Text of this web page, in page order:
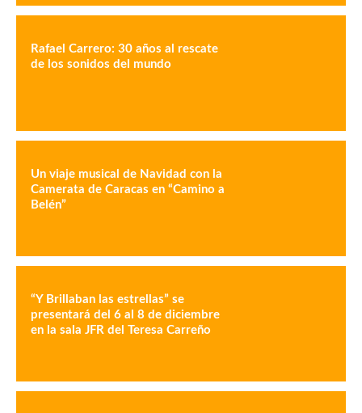
Rafael Carrero: 30 años al rescate
de los sonidos del mundo
Un viaje musical de Navidad con la
Camerata de Caracas en “Camino a
Belén”
“Y Brillaban las estrellas” se
presentará del 6 al 8 de diciembre
en la sala JFR del Teresa Carreño